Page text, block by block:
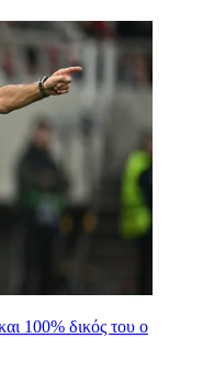
100% δικός του ο